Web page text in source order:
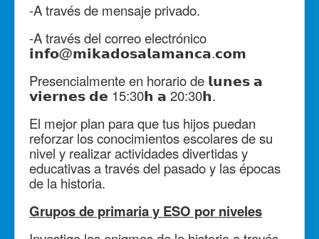
-A través de mensaje privado.
-A través del correo electrónico
𝗶𝗻𝗳𝗼@𝗺𝗶𝗸𝗮𝗱𝗼𝘀𝗮𝗹𝗮𝗺𝗮𝗻𝗰𝗮.𝗰𝗼𝗺
Presencialmente en horario de 𝗹𝘂𝗻𝗲𝘀 𝗮
𝘃𝗶𝗲𝗿𝗻𝗲𝘀 𝗱𝗲 15:30𝗵 𝗮 20:30𝗵.
El mejor plan para que tus hijos puedan
reforzar los conocimientos escolares de su
nivel y realizar actividades divertidas y
educativas a través del pasado y las épocas
de la historia.
Grupos de primaria y ESO por niveles